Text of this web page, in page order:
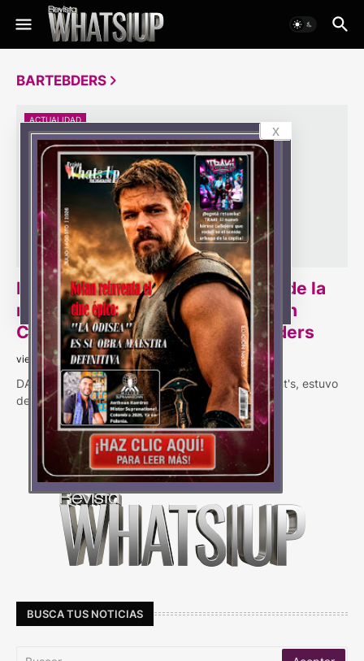
BARTEBDERS
ACTUALIDAD
DANNY DYER, Embajador Global de la
marca Grant's, estuvo de visita en
Colombia capacitando a bartenders
viernes, noviembre 04, 2022
DANNY DYER, Embajador Global de la marca Grant's, estuvo
de visita en Colombia capacitando a…
Carga Más
BUSCA TUS NOTICIAS
x